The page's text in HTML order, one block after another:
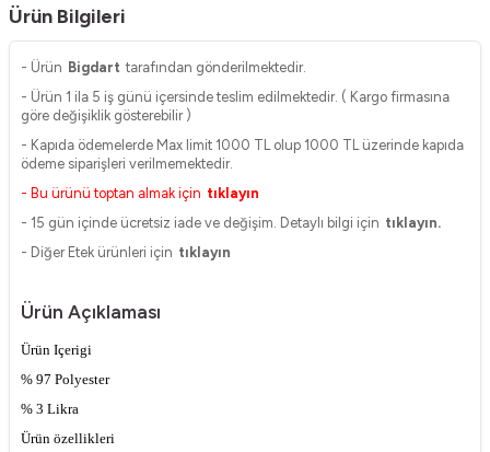
Ürün Bilgileri
- Ürün Bigdart tarafından gönderilmektedir.
- Ürün 1 ila 5 iş günü içersinde teslim edilmektedir. ( Kargo firmasına
göre değişiklik gösterebilir )
- Kapıda ödemelerde Max limit 1000 TL olup 1000 TL üzerinde kapıda
ödeme siparişleri verilmemektedir.
- Bu ürünü toptan almak için tıklayın
- 15 gün içinde ücretsiz iade ve değişim. Detaylı bilgi için tıklayın.
- Diğer Etek ürünleri için tıklayın
Ürün Açıklaması
Ürün Içerigi
% 97 Polyester
% 3 Likra
Ürün özellikleri